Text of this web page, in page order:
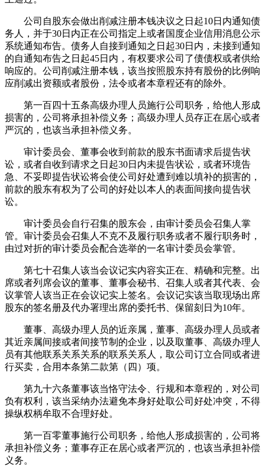
公司自股东会做出削减注册本钱决议之日起10日内通知债
务人，并于30日内正在公司指定上或者国度企业信用消息公示
系统通知布告。债务人自接到通知之日起30日内，未接到通知
的自通知布告之日起45日内，有权要求公司了债债权或者供给
响应的。公司削减注册本钱，该当按照股东持有股份的比例响
应削减出资额或者股份，法令或者本章程还有的除外。
第一百四十五条高级办理人员施行公司职务，给他人形成
损害的，公司将承担补偿义务；高级办理人员存正在居心或者
严沉的，也该当承担补偿义务。
审计委员会、董事会收到前款的股东书面请求后提告状
讼，或者自收到请求之日起30日内未提告状讼，或者环境告
急、不妥即提告状讼将会使公司好处遭到难以填补的损害的，
前款的股东有权为了公司的好处以本人的表面间接向提告状
讼。
审计委员会自行召集的股东会，由审计委员会召集人掌
管。审计委员会召集人不克不及履行职务或者不履行职务时，
由过对折的审计委员会配合选举的一名审计委员会掌管。
第七十召集人该当会议记实内容实正在、精确和完整。出
席或者列席会议的董事、董事会秘书、召集人或者其代表、会
议掌管人该当正在会议记实上签名。会议记实该当取现场出席
股东的签名册及代办署理出席的委托书、保留刻日为10年。
董事、高级办理人员的近亲属，董事、高级办理人员或者
其近亲属间接或者间接节制的企业，以及取董事、高级办理人
员有其他联系关系关系的联系关系人，取公司订立合同或者进
行买卖，合用本条第二款第（四）项。
第九十六条董事该当恪守法令、行规和本章程的，对公司
负有权利，该当采纳办法避免本身好处取公司好处冲突，不得
操纵权柄牟取不合理好处。
第一百零董事施行公司职务，给他人形成损害的，公司将
承担补偿义务；董事存正在居心或者严沉的，也该当承担补偿
义务。